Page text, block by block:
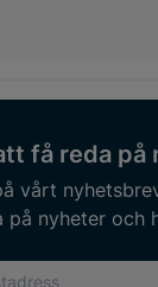
få reda på
vårt
på nyheter och